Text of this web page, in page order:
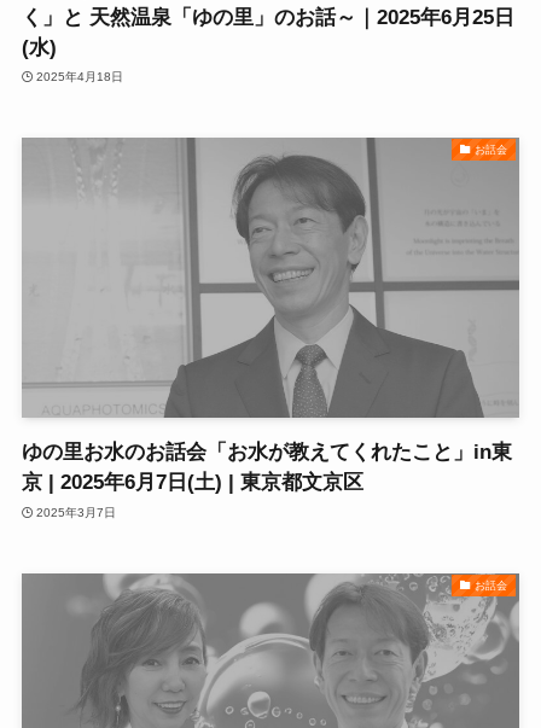
く」と 天然温泉「ゆの里」のお話～｜2025年6月25日
(水)
2025年4月18日
お話会
ゆの里お水のお話会「お水が教えてくれたこと」in東
京 | 2025年6月7日(土) | 東京都文京区
2025年3月7日
お話会